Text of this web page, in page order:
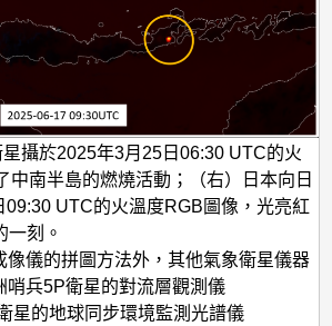
攝於2025年3月25日06:30 UTC的火
中南半島的燃燒活動；（右）日本向日
UTC的火溫度RGB圖像，光亮紅
一刻。
儀的拼圖方法外，其他氣象衛星儀器
哨兵5P衛星的對流層觀測儀
星的地球同步環境監測光譜儀